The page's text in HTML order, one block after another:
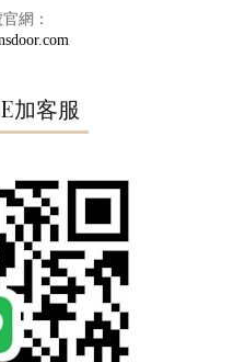
網：
加客服